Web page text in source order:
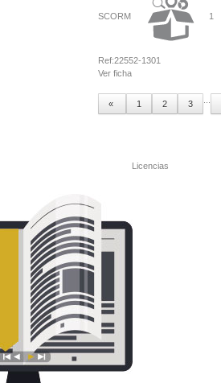
SCORM 1
Ref:22552-1301
Ver ficha
« 1 2 3
Licencias